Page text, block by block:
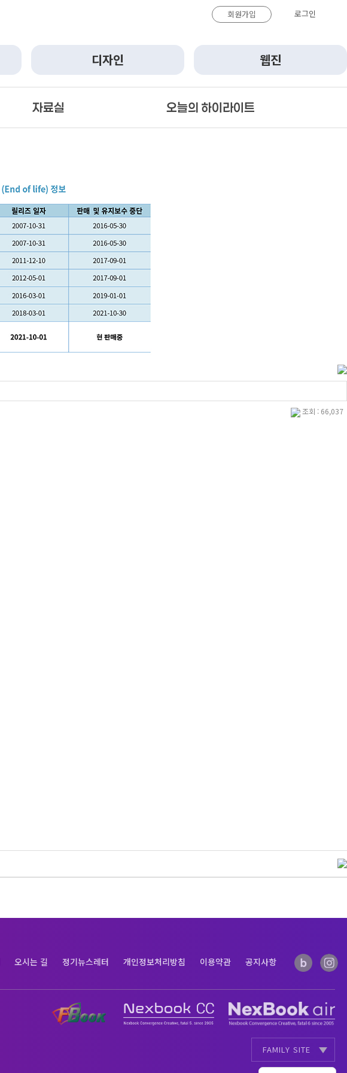
회원가입 로그인
디자인 웹진
자료실 오늘의 하이라이트
조회 : 66,037
오시는 길 정기뉴스레터 개인정보처리방침 이용약관 공지사항
FAMILY SITE